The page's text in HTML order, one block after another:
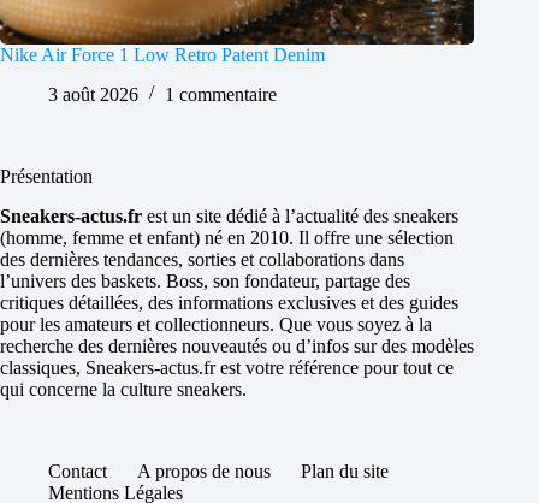
Nike Air Force 1 Low Retro Patent Denim
3 août 2026
1 commentaire
Présentation
Sneakers-actus.fr est un site dédié à l’actualité des sneakers
(homme, femme et enfant) né en 2010. Il offre une sélection
des dernières tendances, sorties et collaborations dans
l’univers des baskets. Boss, son fondateur, partage des
critiques détaillées, des informations exclusives et des guides
pour les amateurs et collectionneurs. Que vous soyez à la
recherche des dernières nouveautés ou d’infos sur des modèles
classiques, Sneakers-actus.fr est votre référence pour tout ce
qui concerne la culture sneakers.
Contact A propos de nous
Plan du site
Mentions Légales